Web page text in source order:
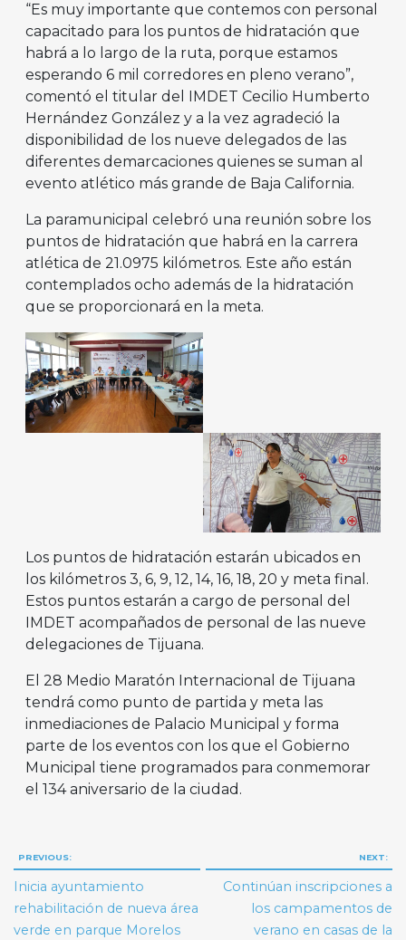
“Es muy importante que contemos con personal
capacitado para los puntos de hidratación que
habrá a lo largo de la ruta, porque estamos
esperando 6 mil corredores en pleno verano”,
comentó el titular del IMDET Cecilio Humberto
Hernández González y a la vez agradeció la
disponibilidad de los nueve delegados de las
diferentes demarcaciones quienes se suman al
evento atlético más grande de Baja California.
La paramunicipal celebró una reunión sobre los
puntos de hidratación que habrá en la carrera
atlética de 21.0975 kilómetros. Este año están
contemplados ocho además de la hidratación
que se proporcionará en la meta.
Los puntos de hidratación estarán ubicados en
los kilómetros 3, 6, 9, 12, 14, 16, 18, 20 y meta final.
Estos puntos estarán a cargo de personal del
IMDET acompañados de personal de las nueve
delegaciones de Tijuana.
El 28 Medio Maratón Internacional de Tijuana
tendrá como punto de partida y meta las
inmediaciones de Palacio Municipal y forma
parte de los eventos con los que el Gobierno
Municipal tiene programados para conmemorar
el 134 aniversario de la ciudad.
Navegación
de
entradas
PREVIOUS:
Inicia ayuntamiento
rehabilitación de nueva área
verde en parque Morelos
NEXT:
Continúan inscripciones a
los campamentos de
verano en casas de la